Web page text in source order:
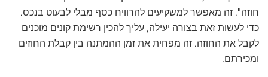
חוזה". זה מאפשר למשקיעים להרוויח כסף מבלי לבעוט בנכס.
כדי לעשות זאת בצורה יעילה, עליך להכין רשימת קונים מוכנים
לקבל את החוזה. זה מפחית את זמן ההמתנה בין קבלת החוזים
ומכירתם.